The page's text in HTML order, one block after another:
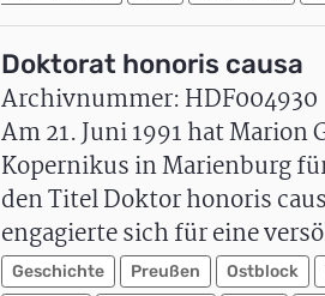
Doktorat honoris causa
Archivnummer: HDF004930
Am 21. Juni 1991 hat
Kopernikus in Marienburg
den Titel Doktor honoris
engagierte sich für eine
Geschichte Preußen Ostblock